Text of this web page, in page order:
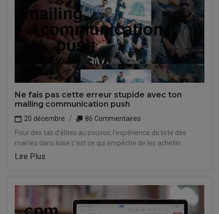
Ne fais pas cette erreur stupide avec ton
mailing communication push
20 décembre
86 Commentaires
Pour des tas d'élites au pouvoir, l'expérience de liste des
mairies dans loise c'est ce qui empêche de les acheter.
Lire Plus